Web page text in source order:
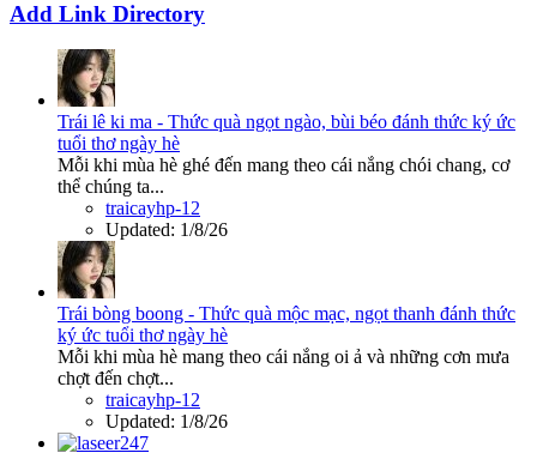
Add Link Directory
Trái lê ki ma - Thức quà ngọt ngào, bùi béo đánh thức ký ức
tuổi thơ ngày hè
Mỗi khi mùa hè ghé đến mang theo cái nắng chói chang, cơ
thể chúng ta...
traicayhp-12
Updated: 1/8/26
Trái bòng boong - Thức quà mộc mạc, ngọt thanh đánh thức
ký ức tuổi thơ ngày hè
Mỗi khi mùa hè mang theo cái nắng oi ả và những cơn mưa
chợt đến chợt...
traicayhp-12
Updated: 1/8/26